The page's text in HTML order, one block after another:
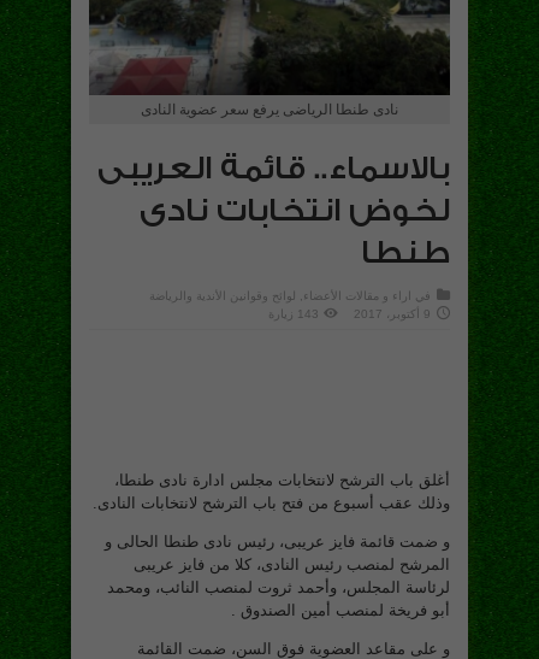
نادى طنطا الرياضى يرفع سعر عضوية النادى
بالاسماء.. قائمة العريبى
لخوض انتخابات نادى
طنطا
في اراء و مقالات الأعضاء
لوائح وقوانين الأندية والرياضة
9 أكتوبر، 2017
143 زيارة
أغلق باب الترشح لانتخابات مجلس ادارة نادى طنطا،
وذلك عقب أسبوع من فتح باب الترشح لانتخابات النادى.
و ضمت قائمة فايز عريبى، رئيس نادى طنطا الحالى و
المرشح لمنصب رئيس النادى، كلا من فايز عريبى
لرئاسة المجلس، وأحمد ثروت لمنصب النائب، ومحمد
أبو فريخة لمنصب أمين الصندوق .
و على مقاعد العضوية فوق السن، ضمت القائمة